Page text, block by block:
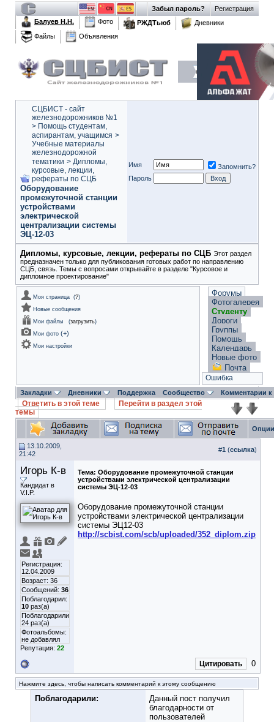
Регистрация
Забыл пароль?
Балуев Н.Н.
Фото РЖДТьюб
Дневники
Файлы
Объявления
СЦБИСТ - сайт
железнодорожников №1
> Помощь студентам,
аспирантам, учащимся >
Учебные материалы
железнодорожной
тематики > Дипломы,
курсовые, лекции,
рефераты по СЦБ
Оборудование
промежуточной станции
устройствами
электрической
централизации системы
ЭЦ-12-03
Имя
Запомнить?
Пароль
Дипломы, курсовые, лекции, рефераты по СЦБ Этот раздел
предназначен только для публикования готовых работ по направлению
СЦБ, связь. Темы с вопросами открывайте в разделе "Курсовое и
дипломное проектирование"
Моя страница (?)
Новые сообщения
Мои файлы
(загрузить)
Мои фото (+)
Мои настройки
Форумы
Фотогалерея
Студенту
Дороги
Группы
Помощь
Календарь
Новые фото
Почта
Ошибка
Закладки Дневники Поддержка Сообщество Комментарии
Ответить в этой теме
Перейти в раздел этой
темы
13.10.2009,
21:42
#1 (ссылка)
Игорь К-в
Кандидат в
V.I.P.
Регистрация:
12.04.2009
Возраст: 36
Сообщений: 36
Поблагодарил:
10 раз(а)
Поблагодарили
24 раз(а)
Фотоальбомы:
не добавлял
Репутация: 22
Тема: Оборудование промежуточной станции
устройствами электрической централизации
системы ЭЦ-12-03
Оборудование промежуточной станции
устройствами электрической централизации
системы ЭЦ12-03
http://scbist.com/scb/uploaded/352_diplom.zip
Цитировать 0
Нажмите здесь, чтобы написать комментарий к этому сообщению
Поблагодарили:
Данный пост получил
благодарности от
пользователей